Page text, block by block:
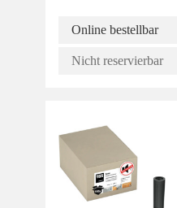
Online bestellbar
Nicht reservierbar